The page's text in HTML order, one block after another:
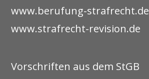
www.berufung-strafrecht.de
www.strafrecht-revision.de
Vorschriften aus dem StGB